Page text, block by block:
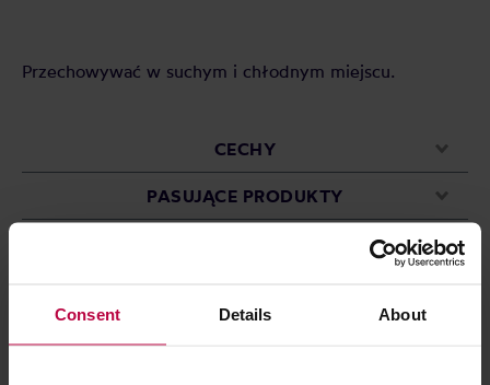
Consent Details About
Przechowywać w suchym i chłodnym miejscu.
CECHY
PASUJĄCE PRODUKTY